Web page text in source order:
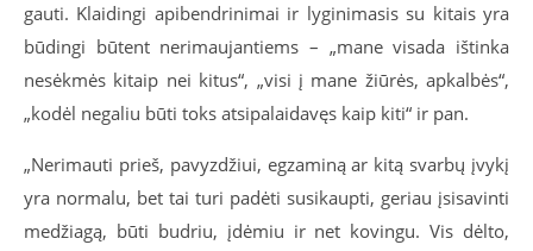
gauti. Klaidingi apibendrinimai ir lyginimasis su kitais yra
būdingi būtent nerimaujantiems – „mane visada ištinka
nesėkmės kitaip nei kitus“, „visi į mane žiūrės, apkalbės“,
„kodėl negaliu būti toks atsipalaidavęs kaip kiti“ ir pan.
„Nerimauti prieš, pavyzdžiui, egzaminą ar kitą svarbų įvykį
yra normalu, bet tai turi padėti susikaupti, geriau įsisavinti
medžiagą, būti budriu, įdėmiu ir net kovingu. Vis dėlto,